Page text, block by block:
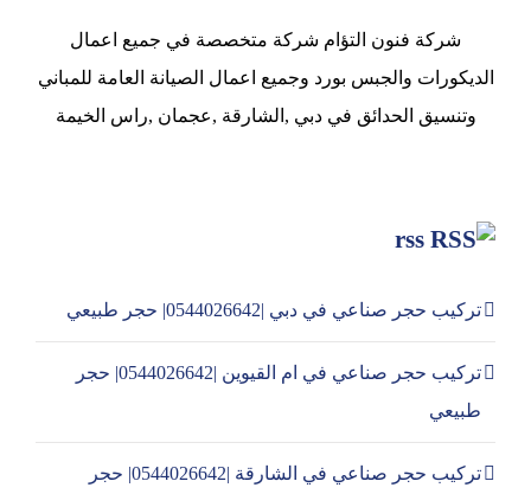
شركة فنون التؤام شركة متخصصة في جميع اعمال
الديكورات والجبس بورد وجميع اعمال الصيانة العامة للمباني
وتنسيق الحدائق في دبي ,الشارقة ,عجمان ,راس الخيمة
rss
تركيب حجر صناعي في دبي |0544026642| حجر طبيعي
تركيب حجر صناعي في ام القيوين |0544026642| حجر
طبيعي
تركيب حجر صناعي في الشارقة |0544026642| حجر